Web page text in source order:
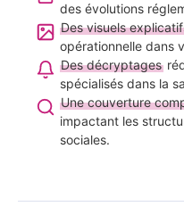
des évolutions
Des visuels
opérationnelle dans
Des décryptages
spécialisés dans la
Une couverture
impactant les
sociales.